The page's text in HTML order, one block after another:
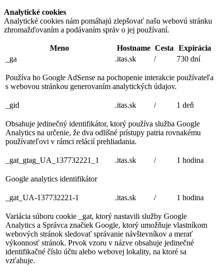
Analytické cookies
Analytické cookies nám pomáhajú zlepšovať našu webovú stránku
zhromažďovaním a podávaním správ o jej používaní.
Meno Hostname Cesta
Expirácia
_ga
.itas.sk / 730 dní
Používa ho Google AdSense na pochopenie interakcie používateľa
s webovou stránkou generovaním analytických údajov.
_gid .itas.sk / 1 deň
Obsahuje jedinečný identifikátor, ktorý používa služba Google
Analytics na určenie, že dva odlišné prístupy patria rovnakému
používateľovi v rámci relácií prehliadania.
_gat_gtag_UA_137732221_1 .itas.sk / 1 hodina
Google analytics identifikátor
_gat_UA-137732221-1 .itas.sk / 1 hodina
Variácia súboru cookie _gat, ktorý nastavili služby Google
Analytics a Správca značiek Google, ktorý umožňuje vlastníkom
webových stránok sledovať správanie návštevníkov a merať
výkonnosť stránok. Prvok vzoru v názve obsahuje jedinečné
identifikačné číslo účtu alebo webovej lokality, na ktoré sa
vzťahuje.